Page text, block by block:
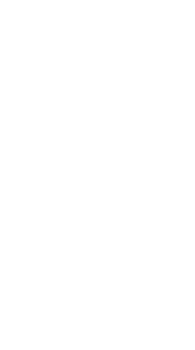
restaurace a bar. Pro pracovní
s domácími mazlíčky. Připojení
sociálním zařízením a
m2, pokoje disponují postelí King nebo
postelí King a obývací částí
jsou vybaveny postelí King a
46 m2 jsou vybaveny postelí King,
místností, posilovnou, krytým